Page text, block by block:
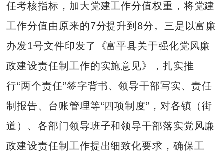
任考核指标，加大党建工作分值权重，将党建
工作分值由原来的7分提升到8分。三是以富廉
办发1号文件印发了《富平县关于强化党风廉
政建设责任制工作的实施意见》，扎实推
行“两个责任”签字背书、领导干部写实、责任
制报告、台账管理等“四项制度”，对各镇（街
道）、各部门领导班子和领导干部落实党风廉
政建设责任制工作提出细致化要求，确保工